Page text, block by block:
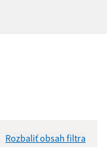
Rozbaliť obsah filtra